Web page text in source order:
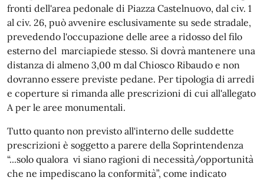
fronti dell'area pedonale di Piazza Castelnuovo, dal civ. 1
al civ. 26, può avvenire esclusivamente su sede stradale,
prevedendo l'occupazione delle aree a ridosso del filo
esterno del marciapiede stesso. Si dovrà mantenere una
distanza di almeno 3,00 m dal Chiosco Ribaudo e non
dovranno essere previste pedane. Per tipologia di arredi
e coperture si rimanda alle prescrizioni di cui all'allegato
A per le aree monumentali.
Tutto quanto non previsto all'interno delle suddette
prescrizioni è soggetto a parere della Soprintendenza
“...solo qualora vi siano ragioni di necessità/opportunità
che ne impediscano la conformità”, come indicato